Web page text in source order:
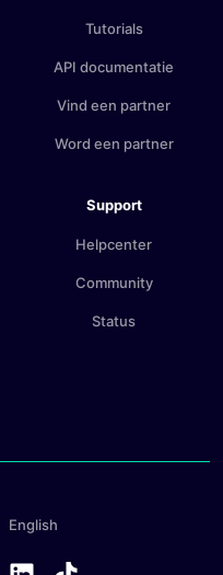
Tutorials
API documentatie
Vind een partner
Word een partner
Support
Helpcenter
Community
Status
English